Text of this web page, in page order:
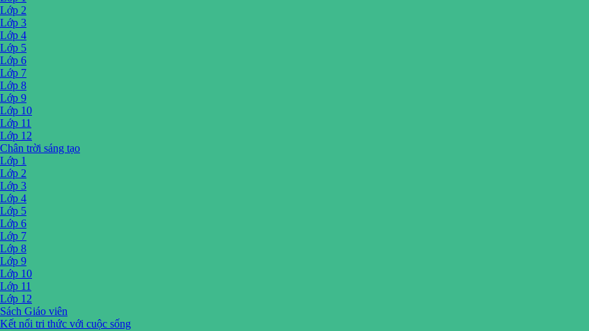
Lớp 2
Lớp 3
Lớp 4
Lớp 5
Lớp 6
Lớp 7
Lớp 8
Lớp 9
Lớp 10
Lớp 11
Lớp 12
Chân trời sáng tạo
Lớp 1
Lớp 2
Lớp 3
Lớp 4
Lớp 5
Lớp 6
Lớp 7
Lớp 8
Lớp 9
Lớp 10
Lớp 11
Lớp 12
Sách Giáo viên
Kết nối tri thức với cuộc sống